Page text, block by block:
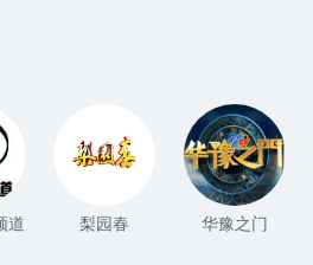
道 梨园春 华豫之门